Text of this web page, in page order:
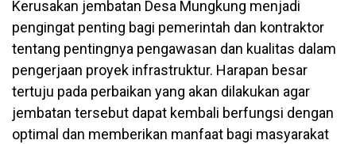
Kerusakan jembatan Desa Mungkung menjadi
pengingat penting bagi pemerintah dan kontraktor
tentang pentingnya pengawasan dan kualitas dalam
pengerjaan proyek infrastruktur. Harapan besar
tertuju pada perbaikan yang akan dilakukan agar
jembatan tersebut dapat kembali berfungsi dengan
optimal dan memberikan manfaat bagi masyarakat